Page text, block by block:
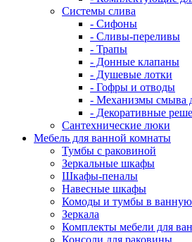
Системы слива
- Сифоны
- Сливы-переливы
- Трапы
- Донные клапаны
- Душевые лотки
- Гофры и отводы
- Механизмы смыва
- Декоративные
Сантехнические люки
Мебель для ванной комнаты
Тумбы с раковиной
Зеркальные шкафы
Шкафы-пеналы
Навесные шкафы
Комоды и тумбы в ванную
Зеркала
Комплекты мебели для
Консоли для раковины